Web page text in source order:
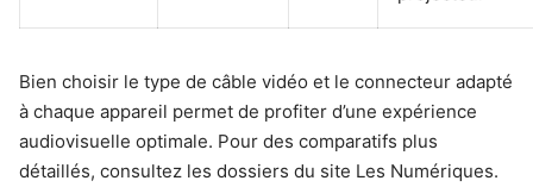
Bien choisir le type de câble vidéo et le connecteur adapté
à chaque appareil permet de profiter d’une expérience
audiovisuelle optimale. Pour des comparatifs plus
détaillés, consultez les dossiers du site Les Numériques.